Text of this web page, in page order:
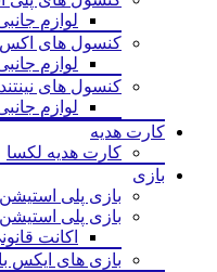
لوازم
کنسول های
لوازم
کنسول های
لوازم
کارت هدیه
کارت هدیه لکسا
بازی‌
بازی پلی استیشن 5
بازی پلی استیشن 4
اکانت
بازی های ایکس